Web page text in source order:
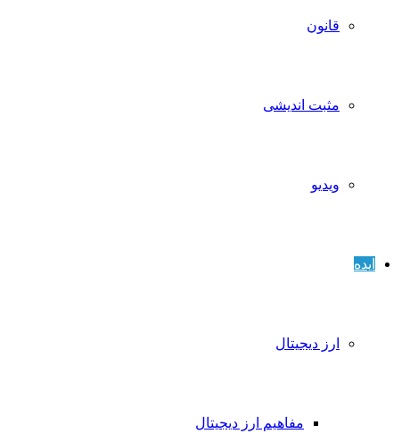
قانون
مثبت اندیشی
ویدیو
ایده
ارز دیجیتال
مفاهیم ارز دیجیتال